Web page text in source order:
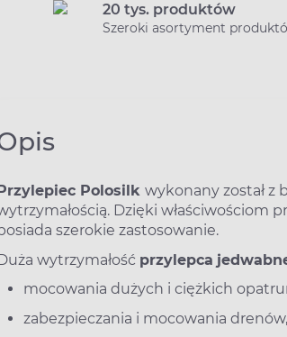
20 tys. produktów
Szeroki asortyment
Polosilk wykonany został z
Dzięki właściwościom
szerokie zastosowanie.
wytrzymałość przylepca
mocowania dużych i ciężkich
zabezpieczania i mocowania